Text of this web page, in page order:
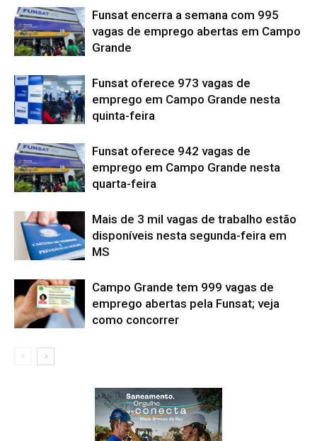
Funsat encerra a semana com 995
vagas de emprego abertas em Campo
Grande
Funsat oferece 973 vagas de
emprego em Campo Grande nesta
quinta-feira
Funsat oferece 942 vagas de
emprego em Campo Grande nesta
quarta-feira
Mais de 3 mil vagas de trabalho estão
disponíveis nesta segunda-feira em
MS
Campo Grande tem 999 vagas de
emprego abertas pela Funsat; veja
como concorrer